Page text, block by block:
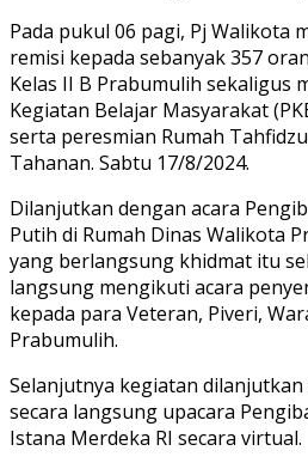
Pada pukul 06 pagi, Pj Walikota
remisi kepada sebanyak 357
Kelas II B Prabumulih sekaligus
Kegiatan Belajar Masyarakat
serta peresmian Rumah
Tahanan. Sabtu 17/8/2024.
Dilanjutkan dengan acara
Putih di Rumah Dinas Walikota
yang berlangsung khidmat itu
langsung mengikuti acara
kepada para Veteran, Piveri,
Prabumulih.
Selanjutnya kegiatan
secara langsung upacara
Istana Merdeka RI secara virtual.